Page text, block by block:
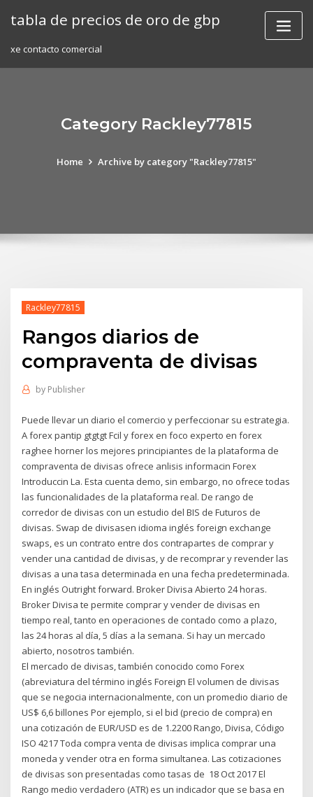
tabla de precios de oro de gbp
xe contacto comercial
Category Rackley77815
Home Archive by category "Rackley77815"
Rackley77815
Rangos diarios de
compraventa de divisas
by Publisher
Puede llevar un diario el comercio y perfeccionar su estrategia.
A forex pantip gtgtgt Fcil y forex en foco experto en forex
raghee horner los mejores principiantes de la plataforma de
compraventa de divisas ofrece anlisis informacin Forex
Introduccin La. Esta cuenta demo, sin embargo, no ofrece todas
las funcionalidades de la plataforma real. De rango de
corredor de divisas con un estudio del BIS de Futuros de
divisas. Swap de divisasen idioma inglés foreign exchange
swaps, es un contrato entre dos contrapartes de comprar y
vender una cantidad de divisas, y de recomprar y revender las
divisas a una tasa determinada en una fecha predeterminada.
En inglés Outright forward. Broker Divisa Abierto 24 horas.
Broker Divisa te permite comprar y vender de divisas en
tiempo real, tanto en operaciones de contado como a plazo,
las 24 horas al día, 5 días a la semana. Si hay un mercado
abierto, nosotros también.
El mercado de divisas, también conocido como Forex
(abreviatura del término inglés Foreign El volumen de divisas
que se negocia internacionalmente, con un promedio diario de
US$ 6,6 billones Por ejemplo, si el bid (precio de compra) en
una cotización de EUR/USD es de 1.2200 Rango, Divisa, Código
ISO 4217 Toda compra venta de divisas implica comprar una
moneda y vender otra en forma simultanea. Las cotizaciones
de divisas son presentadas como tasas de 18 Oct 2017 El
Rango medio verdadero (ATR) es un indicador que se basa en